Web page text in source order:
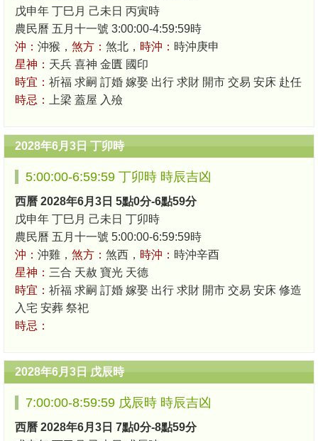
戊申年 丁巳月 己未日 丙寅時
農民曆 五月十一號 3:00:00-4:59:59時
沖： 沖猴， 煞方： 煞北， 時沖： 時沖庚申
星神： 天兵 喜神 金匱 國印
時宜： 祈福 求嗣 訂婚 嫁娶 出行 求財 開市 交易 安床 赴任
時忌：
上梁 蓋屋 入殮
2028年6月3日 丁卯時
5:00:00-6:59:59 丁卯時 時辰吉凶
西曆 2028年6月3日 5點0分-6點59分
戊申年 丁巳月 己未日 丁卯時
農民曆 五月十一號 5:00:00-6:59:59時
沖： 沖雞， 煞方： 煞西， 時沖： 時沖辛酉
星神： 三合 天赦 寶光 天德
時宜： 祈福 求嗣 訂婚 嫁娶 出行 求財 開市 交易 安床 修造
入宅 安葬 祭祀
時忌：
2028年6月3日 戊辰時
7:00:00-8:59:59 戊辰時 時辰吉凶
西曆 2028年6月3日 7點0分-8點59分